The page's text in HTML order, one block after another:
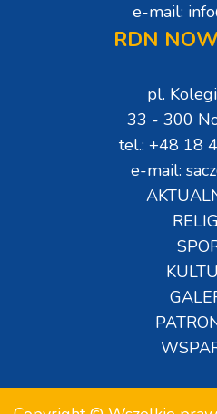
e-mail:
RDN
pl.
33 - 300
tel.: +48 18
e-mail: